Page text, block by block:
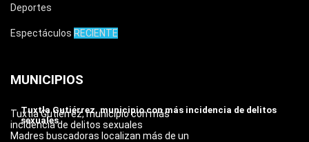
Deportes
Espectáculos RECIENTE
MUNICIPIOS
Tuxtla Gutiérrez, municipio con más incidencia de delitos
sexuales
Tuxtla Gutiérrez, municipio con más
incidencia de delitos sexuales
Madres buscadoras localizan más de un